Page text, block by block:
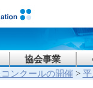
協会事業
ンクールの開催 >